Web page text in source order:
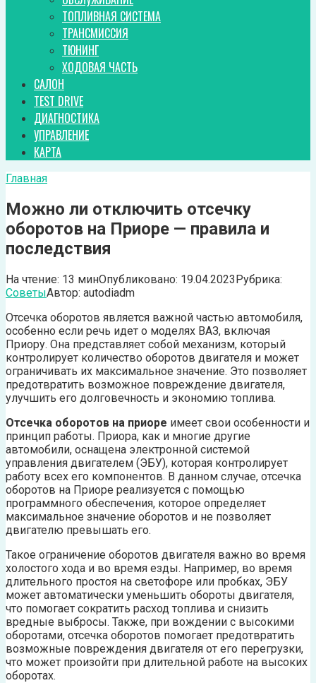
ТОПЛИВНАЯ СИСТЕМА
ТРАНСМИССИЯ
ТЮНИНГ
ХОДОВАЯ ЧАСТЬ
САЛОН
TEST DRIVE
ДИАГНОСТИКА
УПРАВЛЕНИЕ
КАРТА
Главная
Можно ли отключить отсечку
оборотов на Приоре — правила и
последствия
На чтение: 13 минОпубликовано: 19.04.2023Рубрика:
СоветыАвтор: autodiadm
Отсечка оборотов является важной частью автомобиля,
особенно если речь идет о моделях ВАЗ, включая
Приору. Она представляет собой механизм, который
контролирует количество оборотов двигателя и может
ограничивать их максимальное значение. Это позволяет
предотвратить возможное повреждение двигателя,
улучшить его долговечность и экономию топлива.
Отсечка оборотов на приоре имеет свои особенности и
принцип работы. Приора, как и многие другие
автомобили, оснащена электронной системой
управления двигателем (ЭБУ), которая контролирует
работу всех его компонентов. В данном случае, отсечка
оборотов на Приоре реализуется с помощью
программного обеспечения, которое определяет
максимальное значение оборотов и не позволяет
двигателю превышать его.
Такое ограничение оборотов двигателя важно во время
холостого хода и во время езды. Например, во время
длительного простоя на светофоре или пробках, ЭБУ
может автоматически уменьшить обороты двигателя,
что помогает сократить расход топлива и снизить
вредные выбросы. Также, при вождении с высокими
оборотами, отсечка оборотов помогает предотвратить
возможные повреждения двигателя от его перегрузки,
что может произойти при длительной работе на высоких
оборотах.